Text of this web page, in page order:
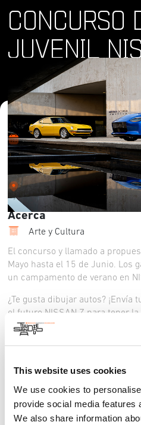
This website uses cookies
We use cookies to
provide social media features
We also share information
CONCURSO
JUVENIL
Dónde y Cuándo
lun 6 may 2024 - sáb 15
Lugar
Acerca
Arte y Cultura
El concurso y llamado a
Mayo hasta el 15 de Junio. Los
un campamento de verano en
¿Te gusta dibujar autos? ¡Envía
el futuro NISSAN Z para tener
emocionante oportunidad de
de automóviles dentro del
Reglas y Detalles de Competición
HAGA CLICK AQUI PARA LAS